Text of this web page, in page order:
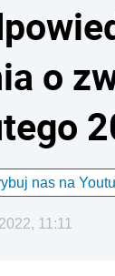
o
nas na
11:11